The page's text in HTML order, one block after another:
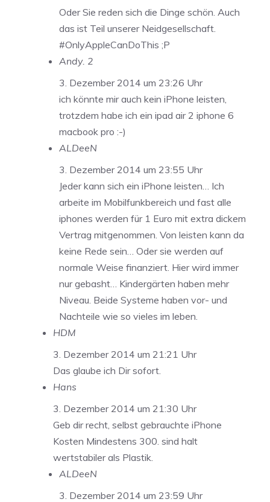
Oder Sie reden sich die Dinge schön. Auch
das ist Teil unserer Neidgesellschaft.
#OnlyAppleCanDoThis ;P
Andy. 2
3. Dezember 2014 um 23:26 Uhr
ich könnte mir auch kein iPhone leisten,
trotzdem habe ich ein ipad air 2 iphone 6
macbook pro :-)
ALDeeN
3. Dezember 2014 um 23:55 Uhr
Jeder kann sich ein iPhone leisten… Ich
arbeite im Mobilfunkbereich und fast alle
iphones werden für 1 Euro mit extra dickem
Vertrag mitgenommen. Von leisten kann da
keine Rede sein… Oder sie werden auf
normale Weise finanziert. Hier wird immer
nur gebasht… Kindergärten haben mehr
Niveau. Beide Systeme haben vor- und
Nachteile wie so vieles im leben.
HDM
3. Dezember 2014 um 21:21 Uhr
Das glaube ich Dir sofort.
Hans
3. Dezember 2014 um 21:30 Uhr
Geb dir recht, selbst gebrauchte iPhone
Kosten Mindestens 300. sind halt
wertstabiler als Plastik.
ALDeeN
3. Dezember 2014 um 23:59 Uhr